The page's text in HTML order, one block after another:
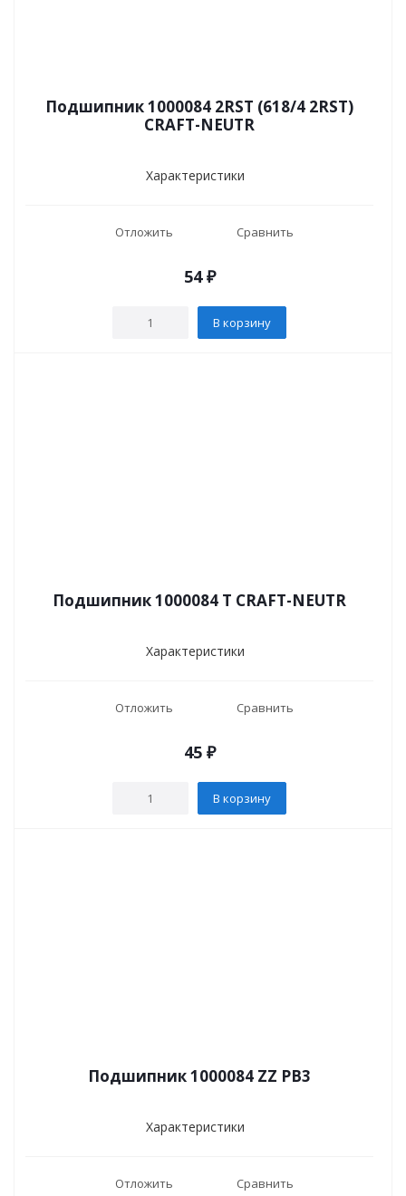
Подшипник 1000084 2RST (618/4 2RST)
CRAFT-NEUTR
Характеристики
Отложить Сравнить
54₽
В корзину
Подшипник 1000084 T CRAFT-NEUTR
Характеристики
Отложить Сравнить
45 ₽
В корзину
Подшипник 1000084 ZZ PB3
Характеристики
Отложить Сравнить